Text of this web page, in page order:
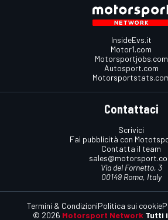
InsideEvs.it
Motor1.com
Motorsportjobs.com
Autosport.com
Contattaci
Scrivici
Fai pubblicità con
Contatta il team
Via del Fornetto, 3
00149 Roma, Italy
© 2026 Motorsport Network Tutti
Termini & CondizioniPolitica sui cookie